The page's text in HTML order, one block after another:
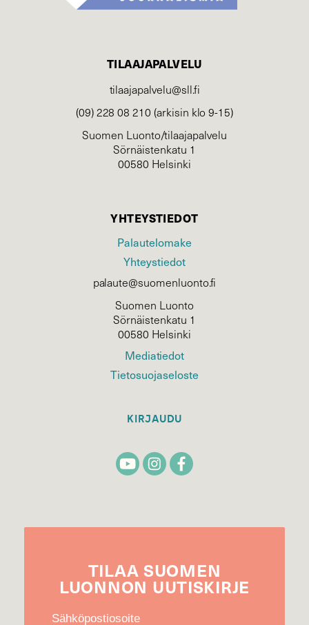
TILAAJAPALVELU
tilaajapalvelu@sll.fi
(09) 228 08 210 (arkisin klo 9-15)
Suomen Luonto/tilaajapalvelu
Sörnäistenkatu 1
00580 Helsinki
YHTEYSTIEDOT
Palautelomake
Yhteystiedot
palaute@suomenluonto.fi
Suomen Luonto
Sörnäistenkatu 1
00580 Helsinki
Mediatiedot
Tietosuojaseloste
KIRJAUDU
TILAA SUOMEN
LUONNON UUTIS­KIRJE
Sähköpostiosoite